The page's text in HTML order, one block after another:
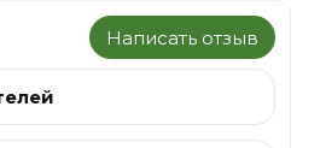
Написать отзыв